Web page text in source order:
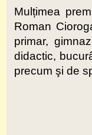
Mulțimea
Roman
primar,
didactic,
precum şi de